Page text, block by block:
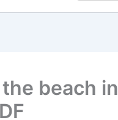
the beach in